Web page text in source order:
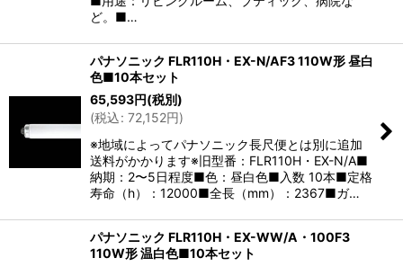
ど。■…
パナソニック FLR110H・EX-N/AF3 110W形 昼白
色■10本セット
65,593円(税別)
(税込: 72,152円)
※地域によってパナソニック長尺便とは別に追加
送料がかかります※旧型番：FLR110H・EX-N/A■
納期：2〜5日程度■色：昼白色■入数 10本■定格
寿命（h）：12000■全長（mm）：2367■ガ…
パナソニック FLR110H・EX-WW/A・100F3
110W形 温白色■10本セット